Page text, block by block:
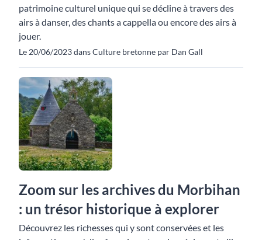
patrimoine culturel unique qui se décline à travers des
airs à danser, des chants a cappella ou encore des airs à
jouer.
Le 20/06/2023 dans Culture bretonne par Dan Gall
Zoom sur les archives du Morbihan
: un trésor historique à explorer
Découvrez les richesses qui y sont conservées et les